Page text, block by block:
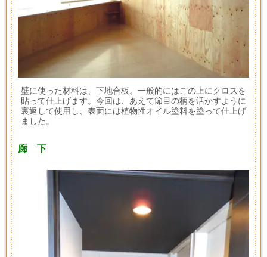
壁に使った材料は、下地合板。一般的にはこの上にクロスを
貼って仕上げます。今回は、あえて節目の柄を活かすように
裏返して使用し、表面には植物性オイル塗料を塗って仕上げ
ました。
廊 下